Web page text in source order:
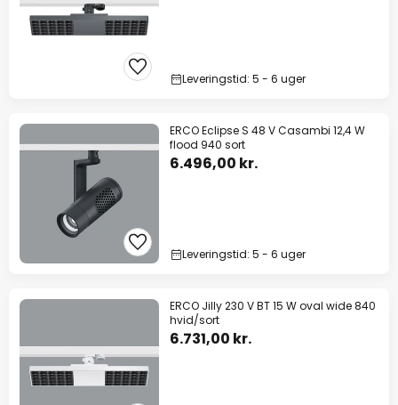
Leveringstid: 5 - 6 uger
ERCO Eclipse S 48 V Casambi 12,4 W
flood 940 sort
6.496,00 kr.
Leveringstid: 5 - 6 uger
ERCO Jilly 230 V BT 15 W oval wide 840
hvid/sort
6.731,00 kr.